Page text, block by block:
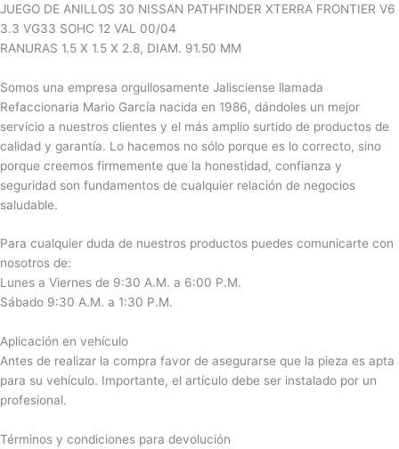
JUEGO DE ANILLOS 30 NISSAN PATHFINDER XTERRA FRONTIER V6
3.3 VG33 SOHC 12 VAL 00/04
RANURAS 1.5 X 1.5 X 2.8, DIAM. 91.50 MM
Somos una empresa orgullosamente Jalisciense llamada
Refaccionaria Mario García nacida en 1986, dándoles un mejor
servicio a nuestros clientes y el más amplio surtido de productos de
calidad y garantía. Lo hacemos no sólo porque es lo correcto, sino
porque creemos firmemente que la honestidad, confianza y
seguridad son fundamentos de cualquier relación de negocios
saludable.
Para cualquier duda de nuestros productos puedes comunicarte con
nosotros de:
Lunes a Viernes de 9:30 A.M. a 6:00 P.M.
Sábado 9:30 A.M. a 1:30 P.M.
Aplicación en vehículo
Antes de realizar la compra favor de asegurarse que la pieza es apta
para su vehículo. Importante, el artículo debe ser instalado por un
profesional.
Términos y condiciones para devolución